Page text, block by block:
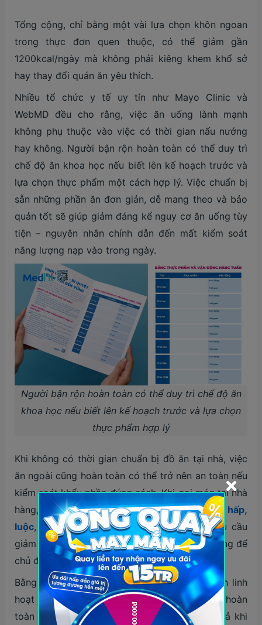
Tổng cộng, chỉ bằng một vài lựa chọn khôn ngoan
trong thực đơn quen thuộc, có thể giảm gần
1200kcal/ngày mà không phải kiêng khem khổ sở
hay thay đổi quán ăn yêu thích.
Nhiều tổ chức y tế uy tín như Mayo Clinic và
WebMD đều cho rằng, việc ăn uống lành mạnh
không phụ thuộc vào việc có thời gian nấu nướng
hay không. Người bận rộn hoàn toàn có thể duy trì
chế độ ăn khoa học nếu biết lên kế hoạch trước và
lựa chọn thực phẩm một cách hợp lý. Việc chuẩn bị
sẵn những phần ăn đơn giản, dễ mang theo và bảo
quản tốt sẽ giúp giảm đáng kể nguy cơ ăn uống tùy
tiện – nguyên nhân chính dẫn đến mất kiểm soát
năng lượng nạp vào trong ngày.
Người bận rộn hoàn toàn có thể duy trì chế độ ăn
khoa học nếu biết lên kế hoạch trước và lựa chọn
thực phẩm hợp lý
Khi không có thời gian chuẩn bị đồ ăn tại nhà, việc
ăn ngoài cũng hoàn toàn có thể trở nên an toàn nếu
kiểm soát khẩu phần đúng cách. Khi gọi món tại nhà
hàng, hãy ưu tiên cách chế biến ít dầu như hấp,
luộc, nướng thay vì chiên xào, đồng thời yêu cầu
giảm cơm, ít nước sốt hoặc cho nước chấm riêng để
chủ động hơn trong việc kiểm soát lượng calo.
Bằng việc hiểu rõ nhu cầu cơ thể và biết cách linh
hoạt khi lựa chọn thực phẩm, người bận rộn hoàn
toàn có thể duy trì chế độ ăn lành mạnh kể cả khi